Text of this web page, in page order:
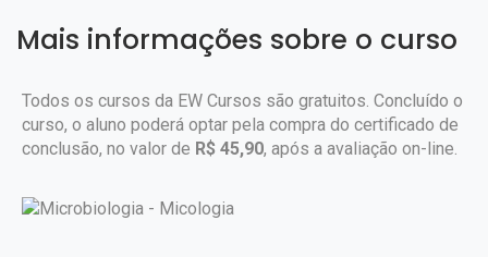
Mais informações sobre o curso
Todos os cursos da EW Cursos são gratuitos. Concluído o
curso, o aluno poderá optar pela compra do certificado de
conclusão, no valor de R$ 45,90, após a avaliação on-line.